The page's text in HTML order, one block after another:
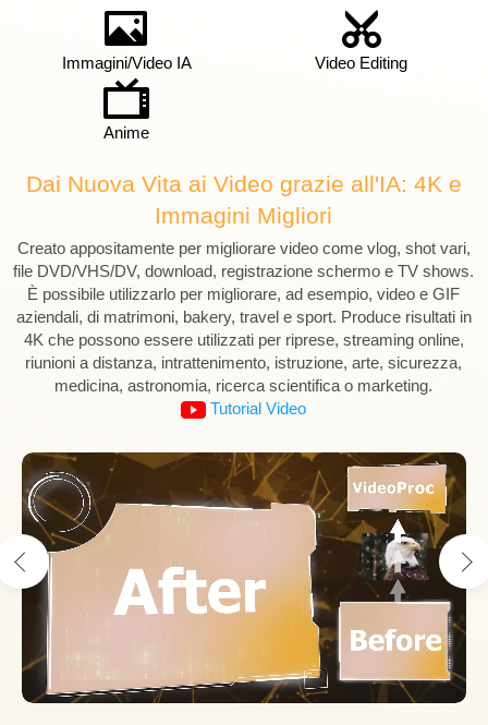
DVD
Immagini/Video IA Video Editing
Anime
Dai Nuova Vita ai Video grazie all'IA: 4K e
Immagini Migliori
Creato appositamente per migliorare video come vlog, shot vari,
file DVD/VHS/DV, download, registrazione schermo e TV shows.
È possibile utilizzarlo per migliorare, ad esempio, video e GIF
aziendali, di matrimoni, bakery, travel e sport. Produce risultati in
4K che possono essere utilizzati per riprese, streaming online,
riunioni a distanza, intrattenimento, istruzione, arte, sicurezza,
medicina, astronomia, ricerca scientifica o marketing.
Tutorial Video